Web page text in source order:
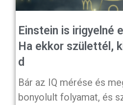
Einstein is irigyelné
Ha ekkor születtél,
d
Bár az IQ mérése és
bonyolult folyamat, és